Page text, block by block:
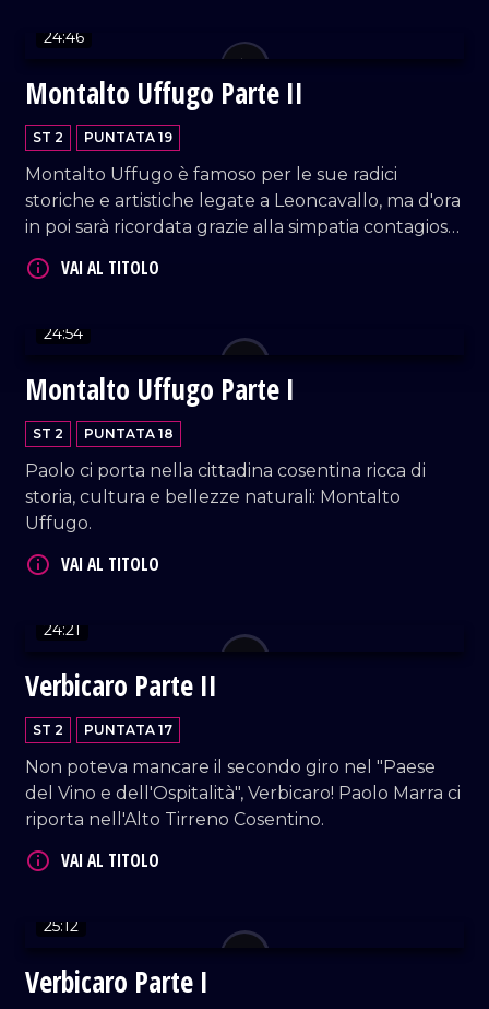
24:46
Montalto Uffugo Parte II
ST 2 PUNTATA 19
Montalto Uffugo è famoso per le sue radici
storiche e artistiche legate a Leoncavallo, ma d'ora
in poi sarà ricordata grazie alla simpatia contagiosa
24:54
Montalto Uffugo Parte I
ST 2 PUNTATA 18
Paolo ci porta nella cittadina cosentina ricca di
storia, cultura e bellezze naturali: Montalto
Uffugo.
24:21
Verbicaro Parte II
ST 2 PUNTATA 17
Non poteva mancare il secondo giro nel "Paese
del Vino e dell'Ospitalità", Verbicaro! Paolo Marra ci
riporta nell'Alto Tirreno Cosentino.
25:12
Verbicaro Parte I
VAI AL TITOLO
VAI AL TITOLO
VAI AL TITOLO